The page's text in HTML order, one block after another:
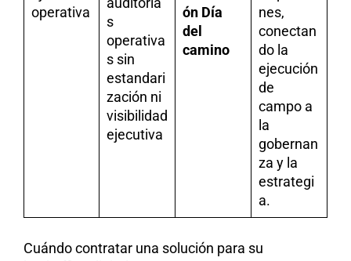
operativa
s
operativa
s sin
estandari
zación ni
visibilidad
ejecutiva
ón Día
del
camino
nes,
conectan
do la
ejecución
de
campo a
la
gobernan
za y la
estrategi
a.
Cuándo contratar una solución para su